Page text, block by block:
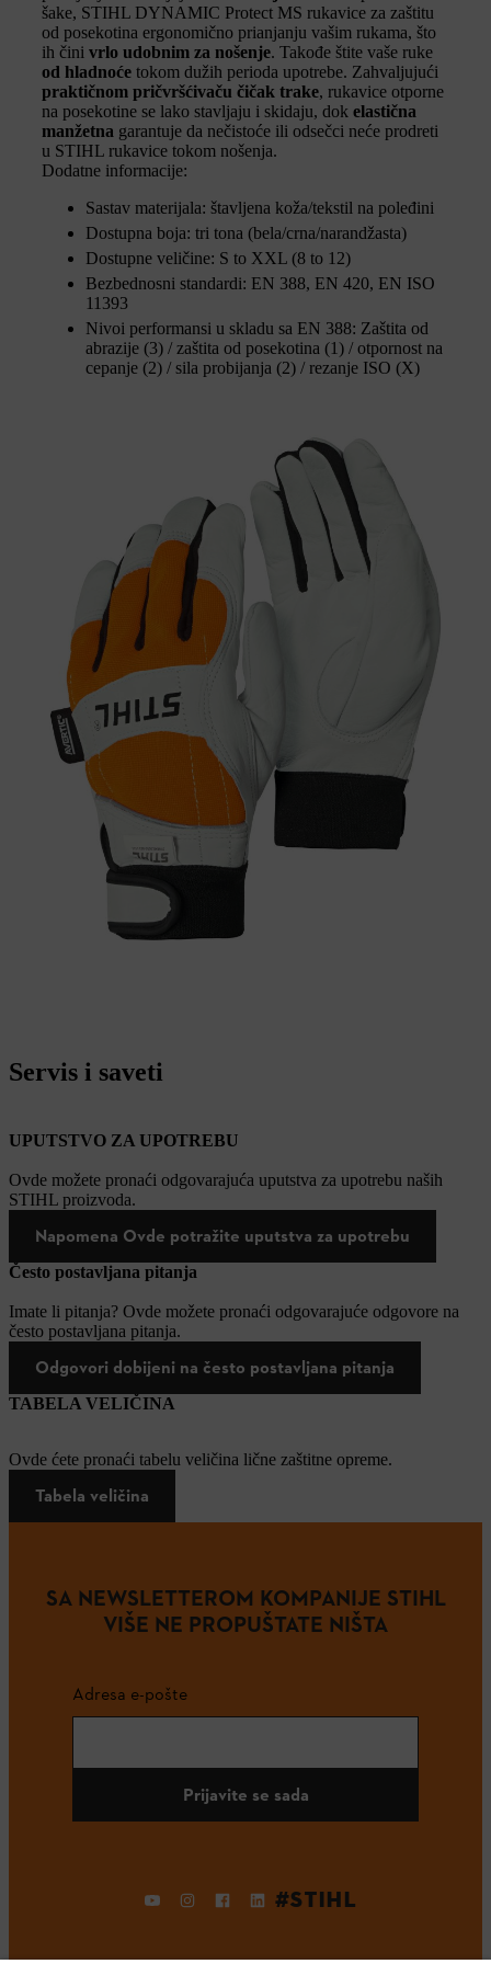
šake, STIHL DYNAMIC Protect MS rukavice za zaštitu
od posekotina ergonomično prianjanju vašim rukama, što
ih čini vrlo udobnim za nošenje. Takođe štite vaše ruke
od hladnoće tokom dužih perioda upotrebe. Zahvaljujući
praktičnom pričvršćivaču čičak trake, rukavice otporne
na posekotine se lako stavljaju i skidaju, dok elastična
manžetna garantuje da nečistoće ili odsečci neće prodreti
u STIHL rukavice tokom nošenja.
Dodatne informacije:
Sastav materijala: štavljena koža/tekstil na poleđini
Dostupna boja: tri tona (bela/crna/narandžasta)
Dostupne veličine: S to XXL (8 to 12)
Bezbednosni standardi: EN 388, EN 420, EN ISO
11393
Nivoi performansi u skladu sa EN 388: Zaštita od
abrazije (3) / zaštita od posekotina (1) / otpornost na
cepanje (2) / sila probijanja (2) / rezanje ISO (X)
Servis i saveti
UPUTSTVO ZA UPOTREBU
Ovde možete pronaći odgovarajuća uputstva za upotrebu naših
STIHL proizvoda.
Napomena Ovde potražite uputstva za upotrebu
Često postavljana pitanja
Imate li pitanja? Ovde možete pronaći odgovarajuće odgovore na
često postavljana pitanja.
Odgovori dobijeni na često postavljana pitanja
TABELA VELIČINA
Ovde ćete pronaći tabelu veličina lične zaštitne opreme.
Tabela veličina
SA NEWSLETTEROM KOMPANIJE STIHL
VIŠE NE PROPUŠTATE NIŠTA
Adresa e-pošte
Prijavite se sada
#STIHL